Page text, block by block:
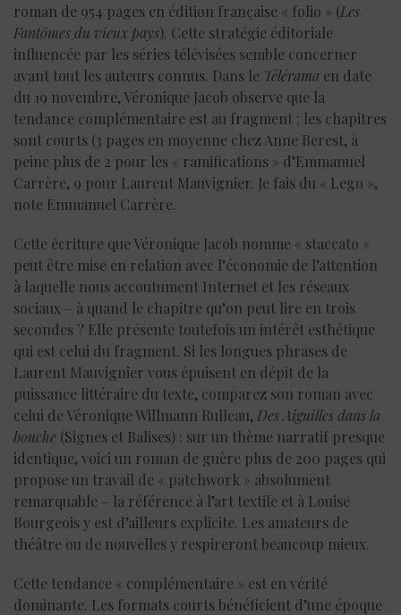
roman de 954 pages en édition française « folio » (Les
Fantômes du vieux pays). Cette stratégie éditoriale
influencée par les séries télévisées semble concerner
avant tout les auteurs connus. Dans le Télérama en date
du 19 novembre, Véronique Jacob observe que la
tendance complémentaire est au fragment : les chapitres
sont courts (3 pages en moyenne chez Anne Berest, à
peine plus de 2 pour les « ramifications » d’Emmanuel
Carrère, 9 pour Laurent Mauvignier. Je fais du « Lego »,
note Emmanuel Carrère.
Cette écriture que Véronique Jacob nomme « staccato »
peut être mise en relation avec l’économie de l’attention
à laquelle nous accoutument Internet et les réseaux
sociaux – à quand le chapitre qu’on peut lire en trois
secondes ? Elle présente toutefois un intérêt esthétique
qui est celui du fragment. Si les longues phrases de
Laurent Mauvignier vous épuisent en dépit de la
puissance littéraire du texte, comparez son roman avec
celui de Véronique Willmann Rulleau, Des Aiguilles dans la
bouche (Signes et Balises) : sur un thème narratif presque
identique, voici un roman de guère plus de 200 pages qui
propose un travail de « patchwork » absolument
remarquable – la référence à l’art textile et à Louise
Bourgeois y est d’ailleurs explicite. Les amateurs de
théâtre ou de nouvelles y respireront beaucoup mieux.
Cette tendance « complémentaire » est en vérité
dominante. Les formats courts bénéficient d’une époque